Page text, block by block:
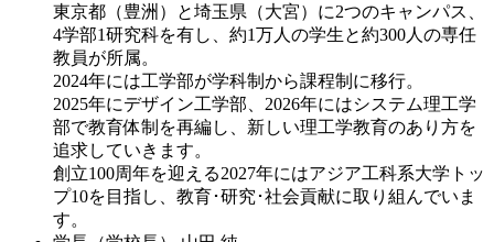
東京都（豊洲）と埼玉県（大宮）に2つのキャンパス、
4学部1研究科を有し、約1万人の学生と約300人の専任
教員が所属。
2024年には工学部が学科制から課程制に移行。
2025年にデザイン工学部、2026年にはシステム理工学
部で教育体制を再編し、新しい理工学教育のあり方を
追求していきます。
創立100周年を迎える2027年にはアジア工科系大学トッ
プ10を目指し、教育･研究･社会貢献に取り組んでいま
す。